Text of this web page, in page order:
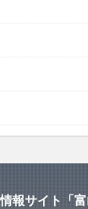
報サイト「